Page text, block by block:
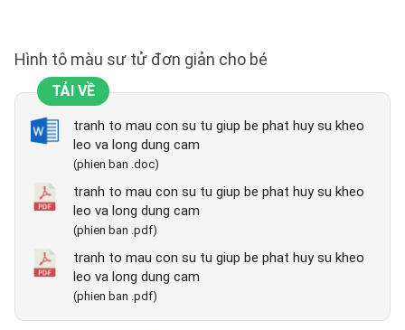
Hình tô màu sư tử đơn giản cho bé
TẢI VỀ
tranh to mau con su tu giup be phat huy su kheo
leo va long dung cam
(phien ban .doc)
tranh to mau con su tu giup be phat huy su kheo
leo va long dung cam
(phien ban .pdf)
tranh to mau con su tu giup be phat huy su kheo
leo va long dung cam
(phien ban .pdf)